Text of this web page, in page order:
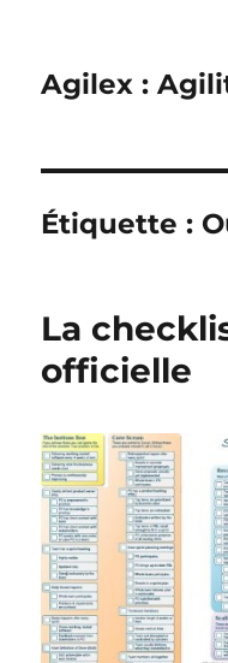
Agilex :
Étiquette :
La
officielle